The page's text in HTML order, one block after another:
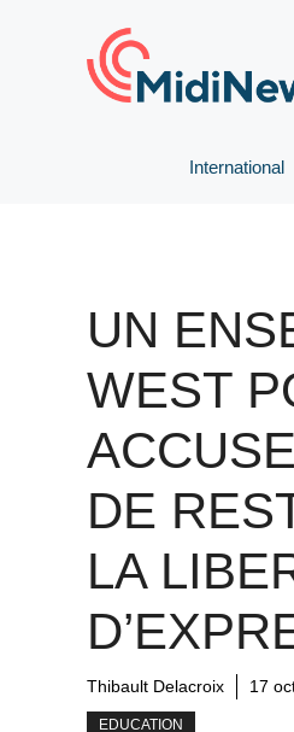
International
UN
WEST
DE
LA
Thibault Delacroix 17
EDUCATION